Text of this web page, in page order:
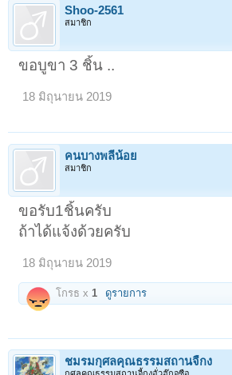
Shoo-2561
สมาชิก
ขอบูขา 3 ชิ้น ..
18 มิถุนายน 2019
คนบางพลีน้อย
สมาชิก
ขอรับ1ชิ้นครับ
ถ้าได้แจ้งด้วยครับ
18 มิถุนายน 2019
โกรธ x 1 ดูรายการ
ชมรมกุศลคุณธรรมสถานจี้กง